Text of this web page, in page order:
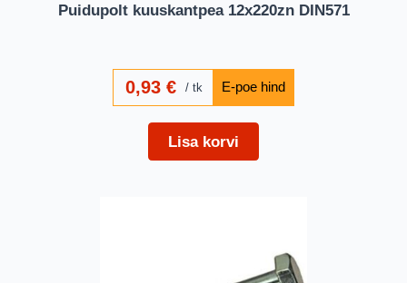
Puidupolt kuuskantpea 12x220zn DIN571
0,93€ tk
Lisa korvi